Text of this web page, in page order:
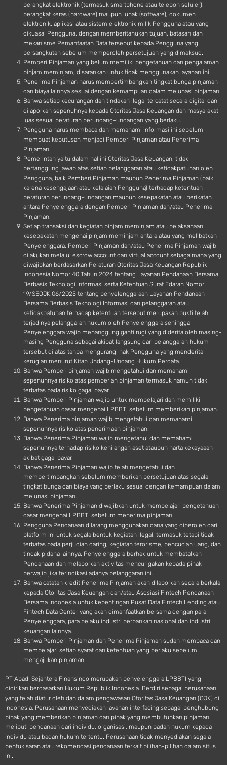
perangkat elektronik (termasuk smartphone atau telepon seluler),
perangkat keras (hardware) maupun lunak (software), dokumen
elektronik, aplikasi atau sistem elektronik milik Pengguna atau yang
dikuasai Pengguna, dengan memberitahukan tujuan, batasan dan
mekanisme Pemanfaatan Data tersebut kepada Pengguna yang
bersangkutan sebelum memperoleh persetujuan yang dimaksud.
Pemberi Pinjaman yang belum memiliki pengetahuan dan pengalaman
pinjam meminjam, disarankan untuk tidak menggunakan layanan ini.
Penerima Pinjaman harus mempertimbangkan tingkat bunga pinjaman
dan biaya lainnya sesuai dengan kemampuan dalam melunasi pinjaman.
Bahwa setiap kecurangan dan tindakan ilegal tercatat secara digital dan
dilaporkan sepenuhnya kepada Otoritas Jasa Keuangan dan masyarakat
luas sesuai peraturan perundang-undangan yang berlaku.
Pengguna harus membaca dan memahami informasi ini sebelum
membuat keputusan menjadi Pemberi Pinjaman atau Penerima
Pinjaman.
Pemerintah yaitu dalam hal ini Otoritas Jasa Keuangan, tidak
bertanggung jawab atas setiap pelanggaran atau ketidakpatuhan oleh
Pengguna, baik Pemberi Pinjaman maupun Penerima Pinjaman (baik
karena kesengajaan atau kelalaian Pengguna) terhadap ketentuan
peraturan perundang-undangan maupun kesepakatan atau perikatan
antara Penyelenggara dengan Pemberi Pinjaman dan/atau Penerima
Pinjaman.
Setiap transaksi dan kegiatan pinjam meminjam atau pelaksanaan
kesepakatan mengenai pinjam meminjam antara atau yang melibatkan
Penyelenggara, Pemberi Pinjaman dan/atau Penerima Pinjaman wajib
dilakukan melalui escrow account dan virtual account sebagaimana yang
diwajibkan berdasarkan Peraturan Otoritas Jasa Keuangan Republik
Indonesia Nomor 40 Tahun 2024 tentang Layanan Pendanaan Bersama
Berbasis Teknologi Informasi serta Ketentuan Surat Edaran Nomor
19/SEOJK.06/2025 tentang penyelenggaraan Layanan Pendanaan
Bersama Berbasis Teknologi Informasi dan pelanggaran atau
ketidakpatuhan terhadap ketentuan tersebut merupakan bukti telah
terjadinya pelanggaran hukum oleh Penyelenggara sehingga
Penyelenggara wajib menanggung ganti rugi yang diderita oleh masing-
masing Pengguna sebagai akibat langsung dari pelanggaran hukum
tersebut di atas tanpa mengurangi hak Pengguna yang menderita
kerugian menurut Kitab Undang-Undang Hukum Perdata.
Bahwa Pemberi pinjaman wajib mengetahui dan memahami
sepenuhnya risiko atas pemberian pinjaman termasuk namun tidak
terbatas pada risiko gagal bayar.
Bahwa Pemberi Pinjaman wajib untuk mempelajari dan memiliki
pengetahuan dasar mengenai LPBBTI sebelum memberikan pinjaman.
Bahwa Penerima pinjaman wajib mengetahui dan memahami
sepenuhnya risiko atas penerimaan pinjaman.
Bahwa Penerima Pinjaman wajib mengetahui dan memahami
sepenuhnya terhadap risiko kehilangan aset ataupun harta kekayaaan
akibat gagal bayar.
Bahwa Penerima Pinjaman wajib telah mengetahui dan
mempertimbangkan sebelum memberikan persetujuan atas segala
tingkat bunga dan biaya yang berlaku sesuai dengan kemampuan dalam
melunasi pinjaman.
Bahwa Penerima Pinjaman diwajibkan untuk mempelajari pengetahuan
dasar mengenai LPBBTI sebelum menerima pinjaman.
Pengguna Pendanaan dilarang menggunakan dana yang diperoleh dari
platform ini untuk segala bentuk kegiatan ilegal, termasuk tetapi tidak
terbatas pada perjudian daring, kegiatan terorisme, pencucian uang, dan
tindak pidana lainnya. Penyelenggara berhak untuk membatalkan
Pendanaan dan melaporkan aktivitas mencurigakan kepada pihak
berwajib jika terindikasi adanya pelanggaran ini.
Bahwa catatan kredit Penerima Pinjaman akan dilaporkan secara berkala
kepada Otoritas Jasa Keuangan dan/atau Asosiasi Fintech Pendanaan
Bersama Indonesia untuk kepentingan Pusat Data Fintech Lending atau
Fintech Data Center yang akan dimanfaatkan bersama dengan para
Penyelenggara, para pelaku industri perbankan nasional dan industri
keuangan lainnya.
Bahwa Pemberi Pinjaman dan Penerima Pinjaman sudah membaca dan
mempelajari setiap syarat dan ketentuan yang berlaku sebelum
mengajukan pinjaman.
PT Abadi Sejahtera Finansindo merupakan penyelenggara LPBBTI yang
didirikan berdasarkan Hukum Republik Indonesia. Berdiri sebagai perusahaan
yang telah diatur oleh dan dalam pengawasan Otoritas Jasa Keuangan (OJK) di
Indonesia, Perusahaan menyediakan layanan interfacing sebagai penghubung
pihak yang memberikan pinjaman dan pihak yang membutuhkan pinjaman
meliputi pendanaan dari individu, organisasi, maupun badan hukum kepada
individu atau badan hukum tertentu. Perusahaan tidak menyediakan segala
bentuk saran atau rekomendasi pendanaan terkait pilihan-pilihan dalam situs
ini.